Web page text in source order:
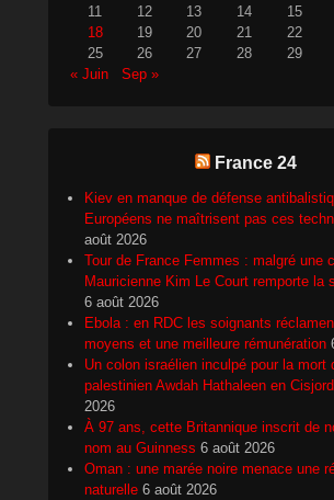
11
12 13 14 15
18
19 20 21 22
25
26 27 28 29
« Juin
Sep »
France 24
Kiev en manque de défense
Européens ne maîtrisent pas ces
août 2026
Tour de France Femmes : malgré une
Mauricienne Kim Le Court remporte la
6 août 2026
Ebola : en RDC les soignants
moyens et une meilleure rémunération
Un colon israélien inculpé pour la mort
palestinien Awdah Hathaleen en
2026
À 97 ans, cette Britannique inscrit de
nom au Guinness 6 août 2026
Oman : une marée noire menace une
naturelle 6 août 2026